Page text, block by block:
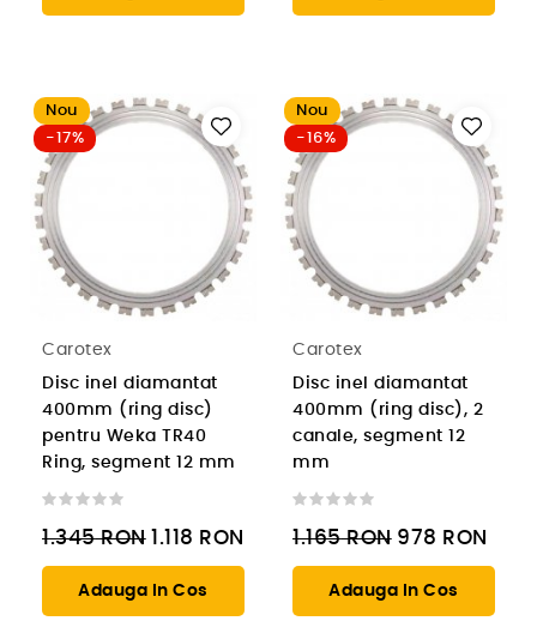
Nou
-17%
Carotex
Disc inel diamantat
400mm (ring disc)
pentru Weka TR40
Ring, segment 12 mm
1.345RON 1.118 RON
Adauga In Cos
Nou
-16%
Carotex
Disc inel diamantat
400mm (ring disc), 2
canale, segment 12
mm
1.165RON 978 RON
Adauga In Cos